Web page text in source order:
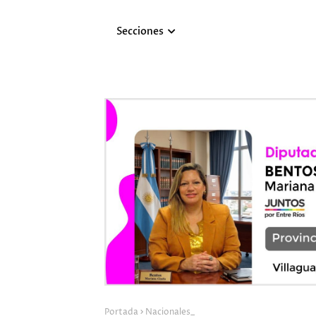
Secciones
Portada Nacionales_